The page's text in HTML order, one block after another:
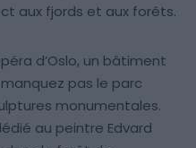
aux fjords et aux forêts.
d’Oslo, un bâtiment
pas le parc
monumentales.
au peintre Edvard